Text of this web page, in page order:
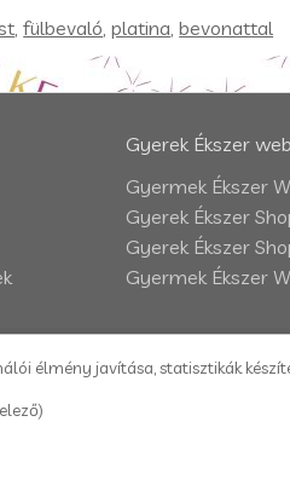
,fülbevaló,platina,bevonattal
Gyerek Ékszer
Gyermek Ékszer
Gyerek Ékszer
Gyerek Ékszer
Gyermek Ékszer
élmény javítása, statisztikák